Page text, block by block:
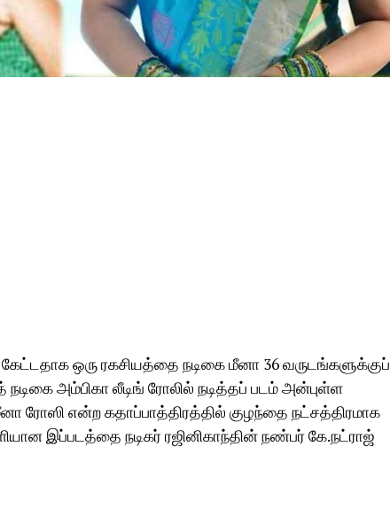
ஒரு ரகசியத்தை நடிகை மீனா 36 வருடங்களுக்குப்
நடிகை அம்பிகா லீடிங் ரோலில் நடித்தப் படம் அன்புள்ள
ரோஸி என்ற கதாப்பாத்திரத்தில் குழந்தை நட்சத்திரமாக
இப்படத்தை நடிகர் ரஜினிகாந்தின் நண்பர் கே.நட்ராஜ்